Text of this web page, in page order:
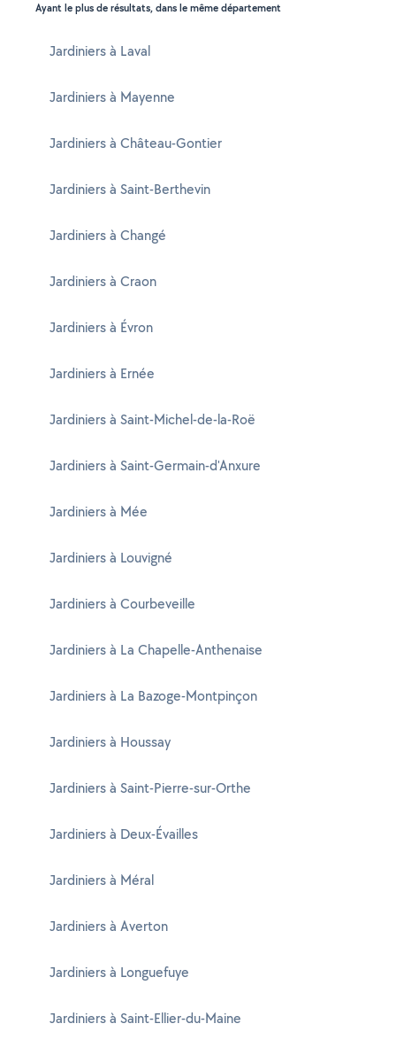
Ayant le plus de résultats, dans le même département
Jardiniers à Laval
Jardiniers à Mayenne
Jardiniers à Château-Gontier
Jardiniers à Saint-Berthevin
Jardiniers à Changé
Jardiniers à Craon
Jardiniers à Évron
Jardiniers à Ernée
Jardiniers à Saint-Michel-de-la-Roë
Jardiniers à Saint-Germain-d'Anxure
Jardiniers à Mée
Jardiniers à Louvigné
Jardiniers à Courbeveille
Jardiniers à La Chapelle-Anthenaise
Jardiniers à La Bazoge-Montpinçon
Jardiniers à Houssay
Jardiniers à Saint-Pierre-sur-Orthe
Jardiniers à Deux-Évailles
Jardiniers à Méral
Jardiniers à Averton
Jardiniers à Longuefuye
Jardiniers à Saint-Ellier-du-Maine